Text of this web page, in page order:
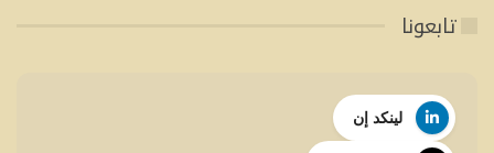
تابعونا
لينكد إن